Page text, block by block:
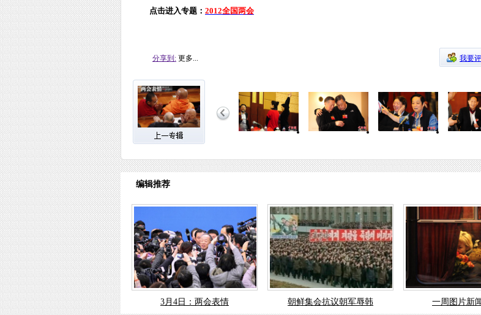
点击进入专题： 2012全国两会
分享到: 更多... 我要
编辑推荐
3月4日：两会表情 朝鲜集会抗议朝军辱韩 一周图片新